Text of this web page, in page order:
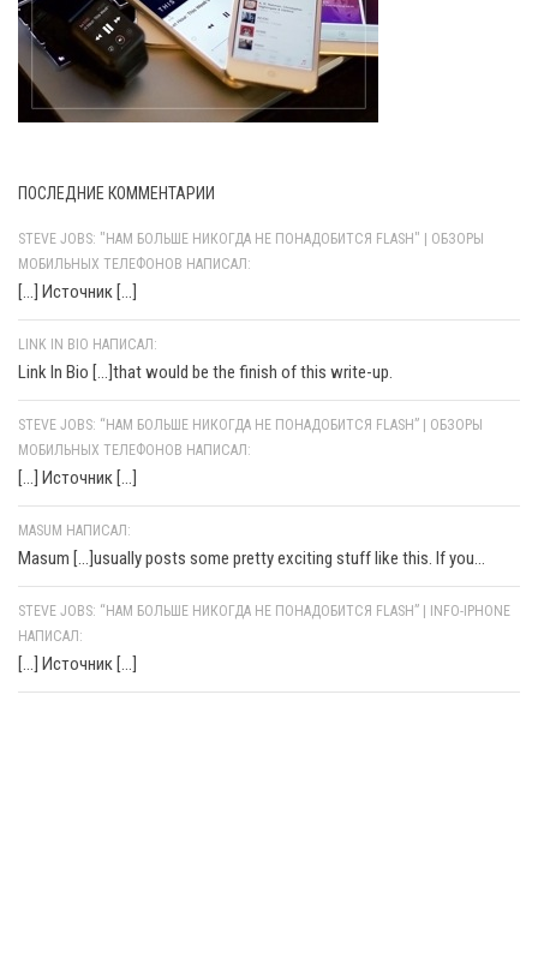
ПОСЛЕДНИЕ КОММЕНТАРИИ
STEVE JOBS: "НАМ БОЛЬШЕ НИКОГДА НЕ ПОНАДОБИТСЯ FLASH" | ОБЗОРЫ
МОБИЛЬНЫХ ТЕЛЕФОНОВ НАПИСАЛ:
[…] Источник […]
LINK IN BIO НАПИСАЛ:
Link In Bio [...]that would be the finish of this write-up.
STEVE JOBS: “НАМ БОЛЬШЕ НИКОГДА НЕ ПОНАДОБИТСЯ FLASH” | ОБЗОРЫ
МОБИЛЬНЫХ ТЕЛЕФОНОВ НАПИСАЛ:
[…] Источник […]
MASUM НАПИСАЛ:
Masum [...]usually posts some pretty exciting stuff like this. If you...
STEVE JOBS: “НАМ БОЛЬШЕ НИКОГДА НЕ ПОНАДОБИТСЯ FLASH” | INFO-IPHONE
НАПИСАЛ:
[…] Источник […]